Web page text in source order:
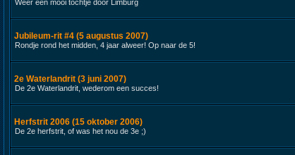
Weer een mooi tochtje door Limburg
Jubileum-rit #4 (5 augustus 2007)
Rondje rond het midden, 4 jaar alweer! Op naar de 5!
2e Waterlandrit (3 juni 2007)
De 2e Waterlandrit, wederom een succes!
Herfstrit 2006 (15 oktober 2006)
De 2e herfstrit, of was het nou de 3e ;)